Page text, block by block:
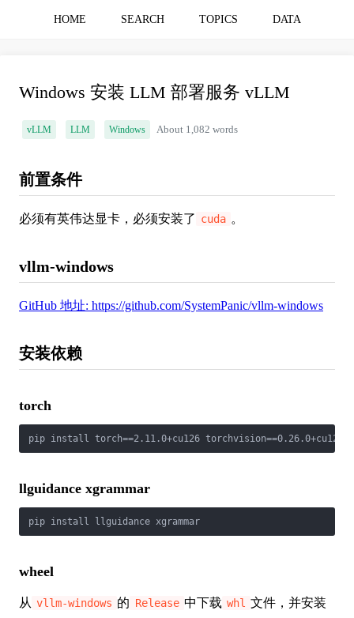
HOME SEARCH TOPICS DATA
Windows 安装 LLM 部署服务 vLLM
vLLM LLM Windows About 1,082 words
前置条件
必须有英伟达显卡，必须安装了 cuda 。
vllm-windows
GitHub 地址: https://github.com/SystemPanic/vllm-windows
安装依赖
torch
llguidance xgrammar
wheel
从 vllm-windows 的 Release 中下载 whl 文件，并安装